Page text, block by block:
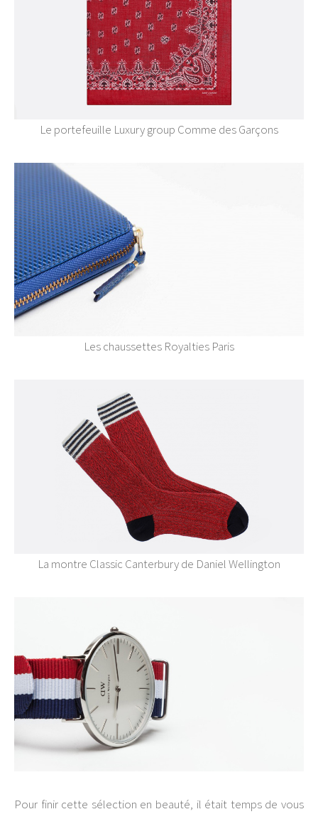
Le portefeuille Luxury group Comme des Garçons
Les chaussettes Royalties Paris
La montre Classic Canterbury de Daniel Wellington
Pour finir cette sélection en beauté, il était temps de vous